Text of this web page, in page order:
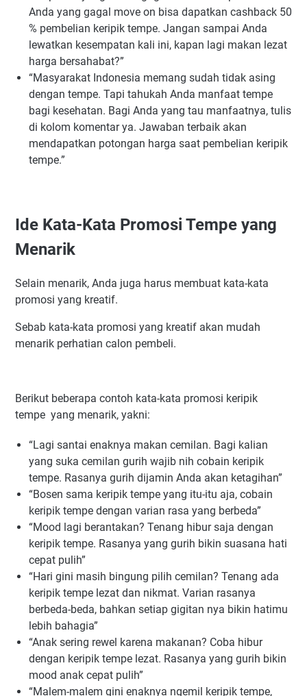
Anda yang gagal move on bisa dapatkan cashback 50
% pembelian keripik tempe. Jangan sampai Anda
lewatkan kesempatan kali ini, kapan lagi makan lezat
harga bersahabat?”
“Masyarakat Indonesia memang sudah tidak asing
dengan tempe. Tapi tahukah Anda manfaat tempe
bagi kesehatan. Bagi Anda yang tau manfaatnya, tulis
di kolom komentar ya. Jawaban terbaik akan
mendapatkan potongan harga saat pembelian keripik
tempe.”
Ide Kata-Kata Promosi Tempe yang
Menarik
Selain menarik, Anda juga harus membuat kata-kata
promosi yang kreatif.
Sebab kata-kata promosi yang kreatif akan mudah
menarik perhatian calon pembeli.
Berikut beberapa contoh kata-kata promosi keripik
tempe yang menarik, yakni:
“Lagi santai enaknya makan cemilan. Bagi kalian
yang suka cemilan gurih wajib nih cobain keripik
tempe. Rasanya gurih dijamin Anda akan ketagihan”
“Bosen sama keripik tempe yang itu-itu aja, cobain
keripik tempe dengan varian rasa yang berbeda”
“Mood lagi berantakan? Tenang hibur saja dengan
keripik tempe. Rasanya yang gurih bikin suasana hati
cepat pulih”
“Hari gini masih bingung pilih cemilan? Tenang ada
keripik tempe lezat dan nikmat. Varian rasanya
berbeda-beda, bahkan setiap gigitan nya bikin hatimu
lebih bahagia”
“Anak sering rewel karena makanan? Coba hibur
dengan keripik tempe lezat. Rasanya yang gurih bikin
mood anak cepat pulih”
“Malem-malem gini enaknya ngemil keripik tempe,